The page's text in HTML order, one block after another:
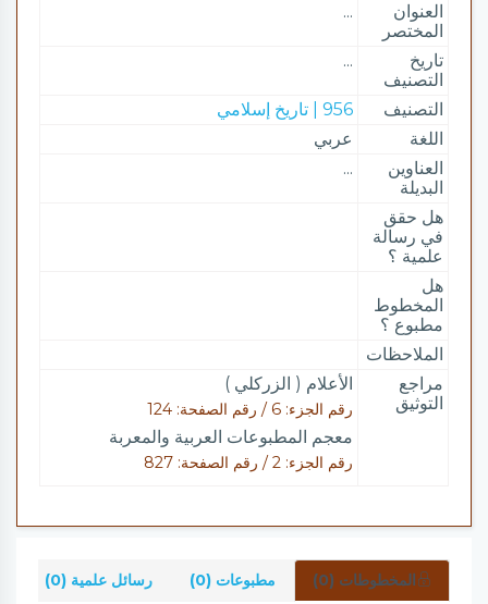
العنوان
المختصر
...
تاريخ
التصنيف
...
التصنيف
956 | تاريخ إسلامي
اللغة
عربي
العناوين
البديلة
...
هل حقق
في رسالة
علمية ؟
هل
المخطوط
مطبوع ؟
الملاحظات
مراجع
التوثيق
الأعلام ( الزركلي )
رقم الجزء: 6 / رقم الصفحة: 124
معجم المطبوعات العربية والمعربة
رقم الجزء: 2 / رقم الصفحة: 827
المخطوطات (0) مطبوعات (0) رسائل علمية (0)